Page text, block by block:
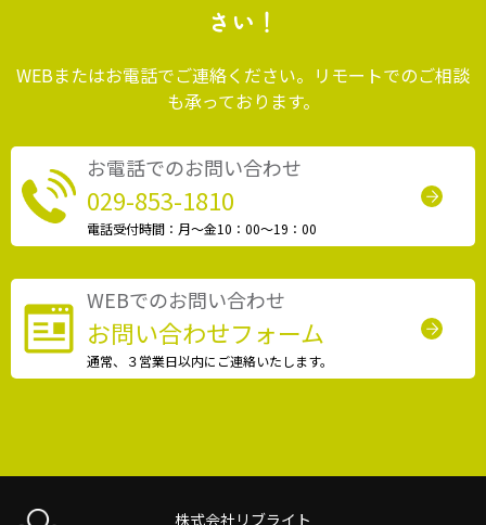
さい！
WEBまたはお電話でご連絡ください。リモートでのご相談
も承っております。
お電話でのお問い合わせ
029-853-1810
電話受付時間：月〜金10：00〜19：00
WEBでのお問い合わせ
お問い合わせフォーム
通常、３営業日以内にご連絡いたします。
株式会社リブライト